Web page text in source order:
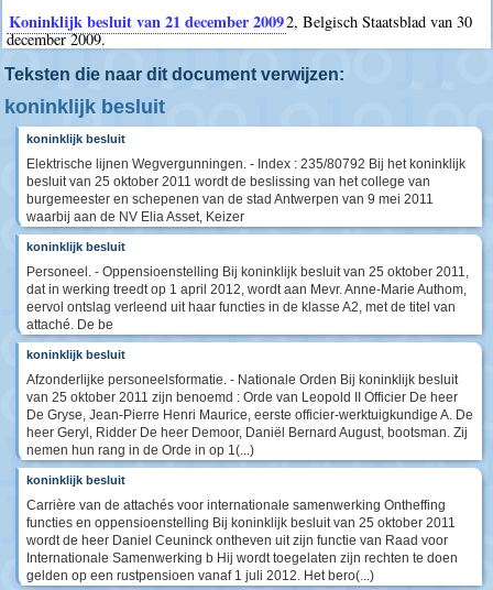
Koninklijk besluit van 21 december 20092, Belgisch Staatsblad van 30
december 2009.
Teksten die naar dit document verwijzen:
koninklijk besluit
koninklijk besluit
Elektrische lijnen Wegvergunningen. - Index : 235/80792 Bij het koninklijk
besluit van 25 oktober 2011 wordt de beslissing van het college van
burgemeester en schepenen van de stad Antwerpen van 9 mei 2011
waarbij aan de NV Elia Asset, Keizer
koninklijk besluit
Personeel. - Oppensioenstelling Bij koninklijk besluit van 25 oktober 2011,
dat in werking treedt op 1 april 2012, wordt aan Mevr. Anne-Marie Authom,
eervol ontslag verleend uit haar functies in de klasse A2, met de titel van
attaché. De be
koninklijk besluit
Afzonderlijke personeelsformatie. - Nationale Orden Bij koninklijk besluit
van 25 oktober 2011 zijn benoemd : Orde van Leopold II Officier De heer
De Gryse, Jean-Pierre Henri Maurice, eerste officier-werktuigkundige A. De
heer Geryl, Ridder De heer Demoor, Daniël Bernard August, bootsman. Zij
nemen hun rang in de Orde in op 1(...)
koninklijk besluit
Carrière van de attachés voor internationale samenwerking Ontheffing
functies en oppensioenstelling Bij koninklijk besluit van 25 oktober 2011
wordt de heer Daniel Ceuninck ontheven uit zijn functie van Raad voor
Internationale Samenwerking b Hij wordt toegelaten zijn rechten te doen
gelden op een rustpensioen vanaf 1 juli 2012. Het bero(...)